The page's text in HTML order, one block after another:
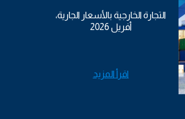
التجارة الخارجية بالأسعار الجارية،
أفريل 2026
اقرأ المزيد